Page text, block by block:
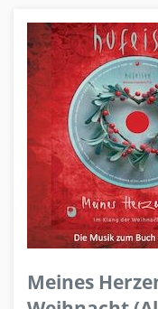
Meines